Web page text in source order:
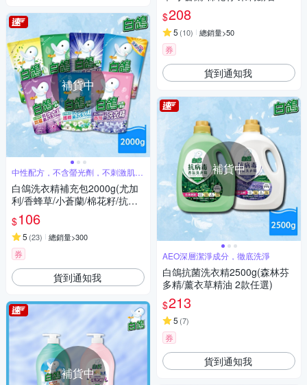
補貨中
中性配方，不含螢光劑，不刺激肌膚
好安心
白鴿洗衣精補充包2000g(尤加
利/香蜂草/小蒼蘭/棉花籽/抗臭/
柔順/麝香 7款任選)
$106
5 (23) 總銷量>300
券
貨到通知我
補貨中
任選)
$208
5 (10) 總銷量>50
券
貨到通知我
補貨中
AEO深層潔淨成分，徹底洗淨
白鴿抗菌洗衣精2500g(森林芬
多精/薰衣草精油 2款任選)
$213
5 (7)
券
貨到通知我